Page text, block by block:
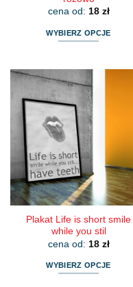
cena od: 18 zł
WYBIERZ OPCJE
ma
wiele
wariantów.
Opcje
można
wybrać
na
stronie
produktu
Plakat Life is short smile
while you stil
cena od: 18 zł
WYBIERZ OPCJE